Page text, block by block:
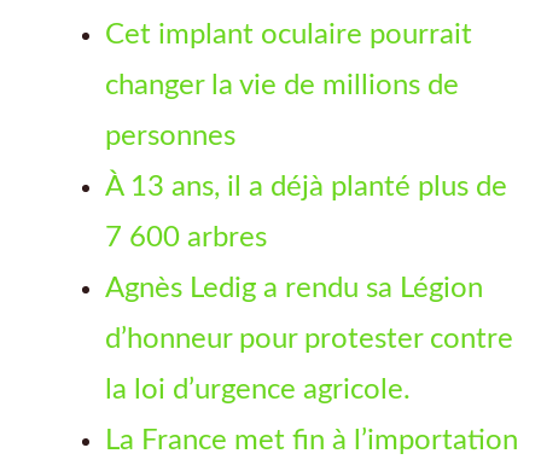
Cet implant oculaire pourrait
changer la vie de millions de
personnes
À 13 ans, il a déjà planté plus de
7 600 arbres
Agnès Ledig a rendu sa Légion
d’honneur pour protester contre
la loi d’urgence agricole.
La France met fin à l’importation